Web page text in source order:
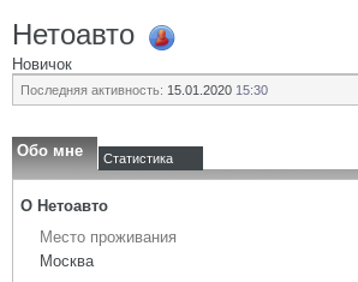
Нетоавто
Новичок
Последняя активность: 15.01.2020 15:30
Обо мне Статистика
О Нетоавто
Место проживания
Москва